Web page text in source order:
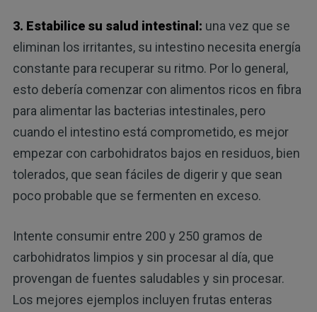
3. Estabilice su salud intestinal: una vez que se
eliminan los irritantes, su intestino necesita energía
constante para recuperar su ritmo. Por lo general,
esto debería comenzar con alimentos ricos en fibra
para alimentar las bacterias intestinales, pero
cuando el intestino está comprometido, es mejor
empezar con carbohidratos bajos en residuos, bien
tolerados, que sean fáciles de digerir y que sean
poco probable que se fermenten en exceso.
Intente consumir entre 200 y 250 gramos de
carbohidratos limpios y sin procesar al día, que
provengan de fuentes saludables y sin procesar.
Los mejores ejemplos incluyen frutas enteras